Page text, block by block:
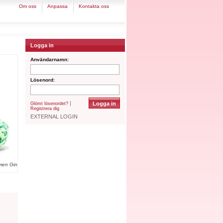
om oss anpassa kontakta oss
Gin
Logga in
Användarnamn:
Lösenord:
Glömt lösenordet? |
Registrera dig
EXTERNAL LOGIN